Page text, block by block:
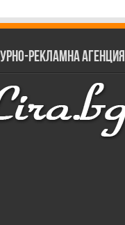
рекламна агенция